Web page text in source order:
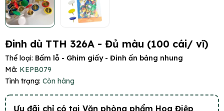
Đinh dù TTH 326A - Đủ màu (100 cái/ vĩ)
Thể loại: Bấm lỗ - Ghim giấy - Đinh ấn bảng nhung
Mã: KEPB079
Tình trạng: Còn hàng
Ưu đãi chỉ có tại Văn phòng phẩm Hoa Điệp